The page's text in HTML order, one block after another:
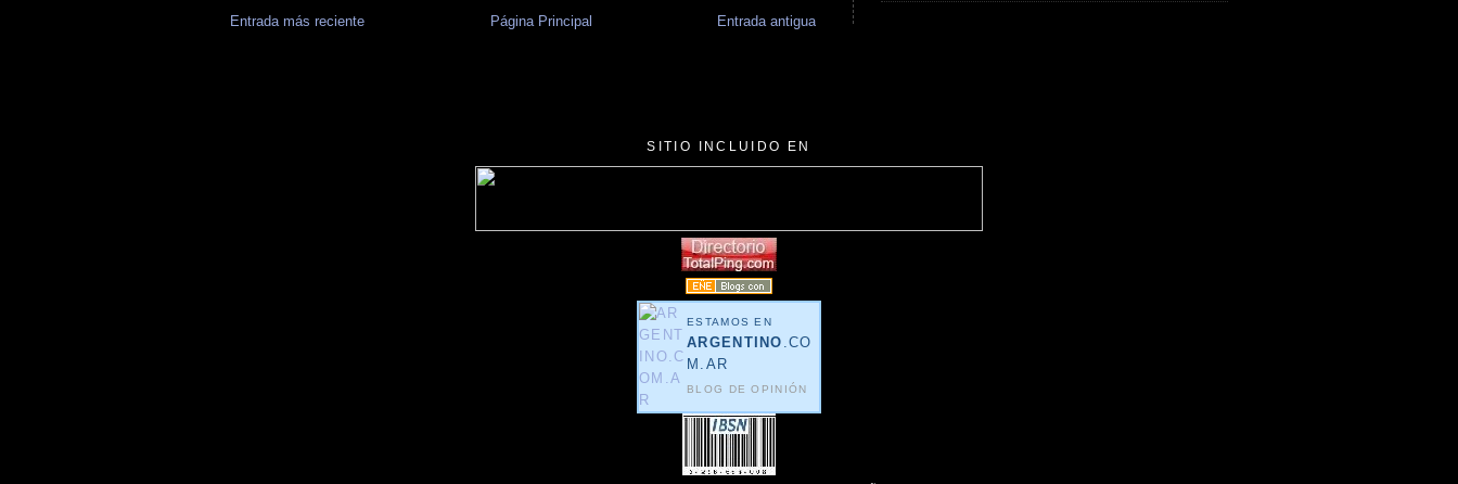
Entrada más reciente
Entrada antigua
Página Principal
SITIO INCLUIDO EN
ESTAMOS EN
ARGENTINO .CO
M.AR
BLOG DE OPINIÓN